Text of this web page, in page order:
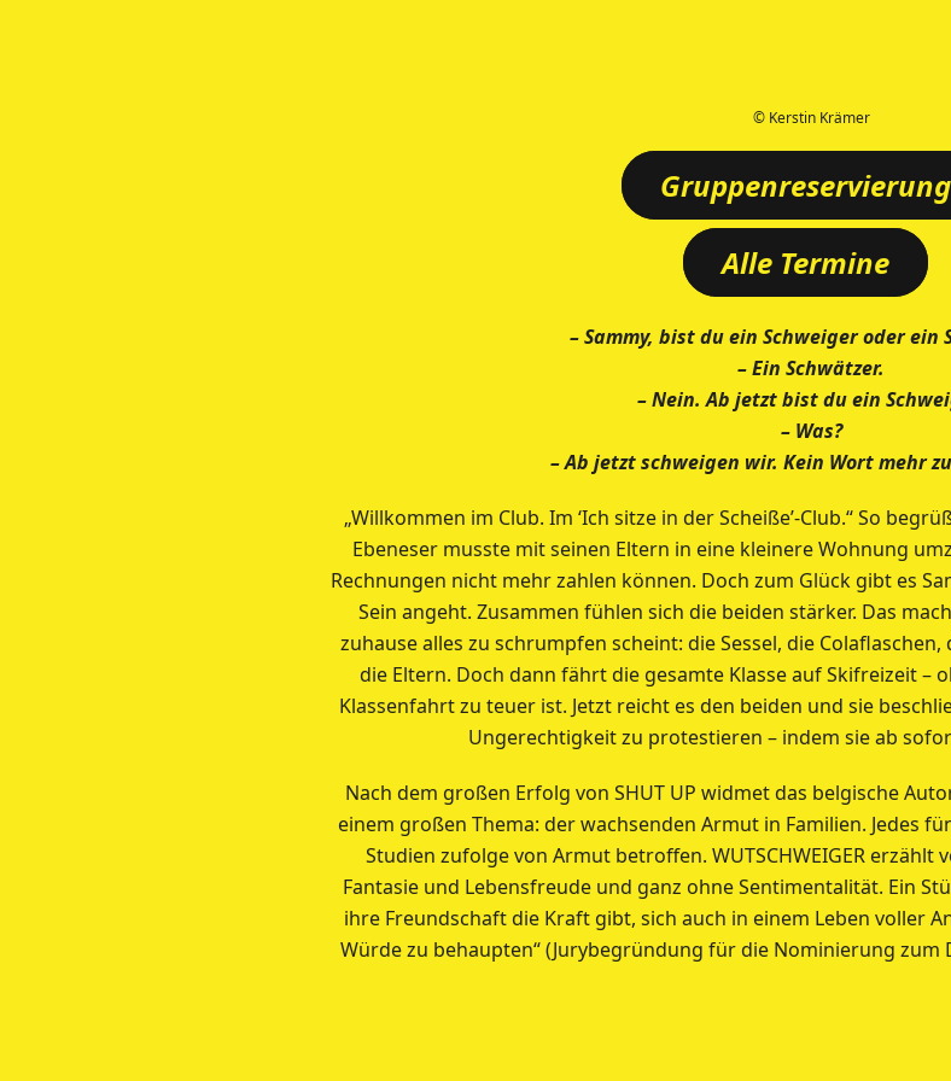
Gruppenreservierung
Alle Termine
– Sammy, bist du ein Schweiger oder ein
– Ein Schwätzer.
– Nein. Ab jetzt bist du ein
– Was?
– Ab jetzt schweigen wir. Kein Wort mehr
„Willkommen im Club. Im ‘Ich sitze in der Scheiße’-Club.“ So
Ebeneser musste mit seinen Eltern in eine kleinere Wohnung
Rechnungen nicht mehr zahlen können. Doch zum Glück gibt es
Sein angeht. Zusammen fühlen sich die beiden stärker. Das
zuhause alles zu schrumpfen scheint: die Sessel, die
die Eltern. Doch dann fährt die gesamte Klasse auf Skifreizeit –
Klassenfahrt zu teuer ist. Jetzt reicht es den beiden und sie
Ungerechtigkeit zu protestieren – indem sie ab
Nach dem großen Erfolg von SHUT UP widmet das belgische
einem großen Thema: der wachsenden Armut in Familien. Jedes
Studien zufolge von Armut betroffen. WUTSCHWEIGER erzählt
Fantasie und Lebensfreude und ganz ohne Sentimentalität. Ein
ihre Freundschaft die Kraft gibt, sich auch in einem Leben voller
Würde zu behaupten“ (Jurybegründung für die Nominierung zum
© Kerstin Krämer